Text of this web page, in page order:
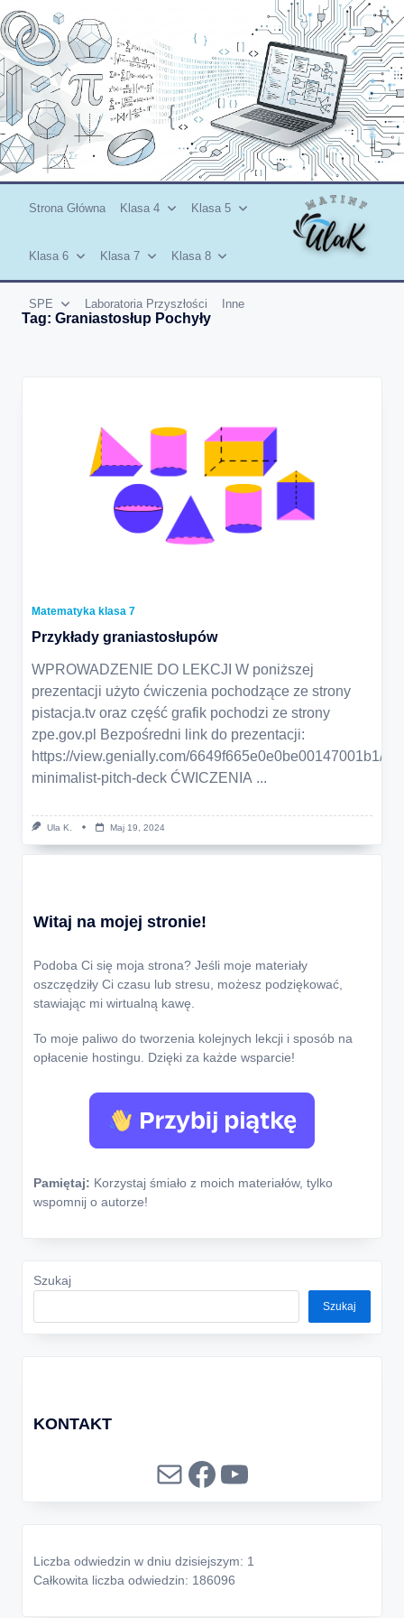
Skip
to
content
Strona Główna Klasa 4 Klasa 5
Klasa 6 Klasa 7 Klasa 8
SPE Laboratoria Przyszłości Inne
Tag: Graniastosłup Pochyły
Matematyka klasa 7
Przykłady graniastosłupów
WPROWADZENIE DO LEKCJI W poniższej
prezentacji użyto ćwiczenia pochodzące ze strony
pistacja.tv oraz część grafik pochodzi ze strony
zpe.gov.pl Bezpośredni link do prezentacji:
https://view.genially.com/6649f665e0e0be00147001b1/
minimalist-pitch-deck ĆWICZENIA ...
Ula K. Maj 19, 2024
Witaj na mojej stronie!
Podoba Ci się moja strona? Jeśli moje materiały
oszczędziły Ci czasu lub stresu, możesz podziękować,
stawiając mi wirtualną kawę.
To moje paliwo do tworzenia kolejnych lekcji i sposób na
opłacenie hostingu. Dzięki za każde wsparcie!
Pamiętaj: Korzystaj śmiało z moich materiałów, tylko
wspomnij o autorze!
Szukaj
Szukaj
KONTAKT
MailFacebook
YouTube
Liczba odwiedzin w dniu dzisiejszym: 1
Całkowita liczba odwiedzin: 186096